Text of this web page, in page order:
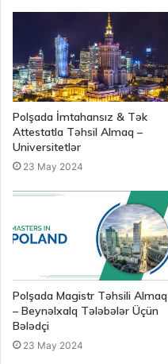
Polşada İmtahansız & Tək
Attestatla Təhsil Almaq –
Universitetlər
23 May 2024
Polşada Magistr Təhsili Almaq
– Beynəlxalq Tələbələr Üçün
Bələdçi
23 May 2024